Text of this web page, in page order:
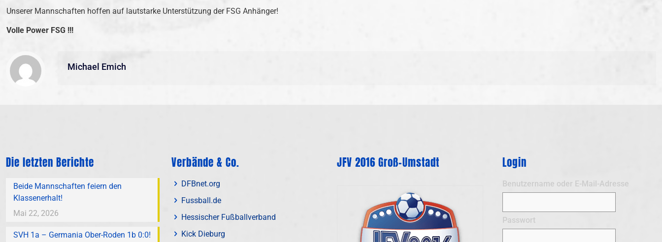
Unserer Mannschaften hoffen auf lautstarke Unterstützung der FSG Anhänger!
Volle Power FSG !!!
Michael Emich
Die letzten Berichte
Beide Mannschaften feiern den
Klassenerhalt!
Mai 22, 2026
SVH 1a – Germania Ober-Roden 1b 0:0!
Verbände & Co.
DFBnet.org
Fussball.de
Hessischer Fußballverband
Kick Dieburg
JFV 2016 Groß-Umstadt Login
Benutzername oder E-Mail-Adresse
Passwort